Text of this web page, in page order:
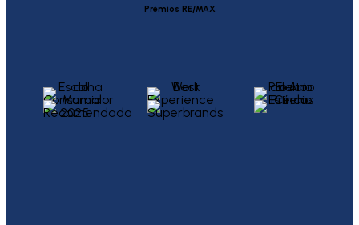
Prémios RE/MAX